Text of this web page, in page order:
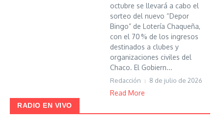
octubre se llevará a cabo el
sorteo del nuevo “Depor
Bingo” de Lotería Chaqueña,
con el 70 % de los ingresos
destinados a clubes y
organizaciones civiles del
Chaco. El Gobiern...
Redacción 8 de julio de 2026
Read More
RADIO EN VIVO